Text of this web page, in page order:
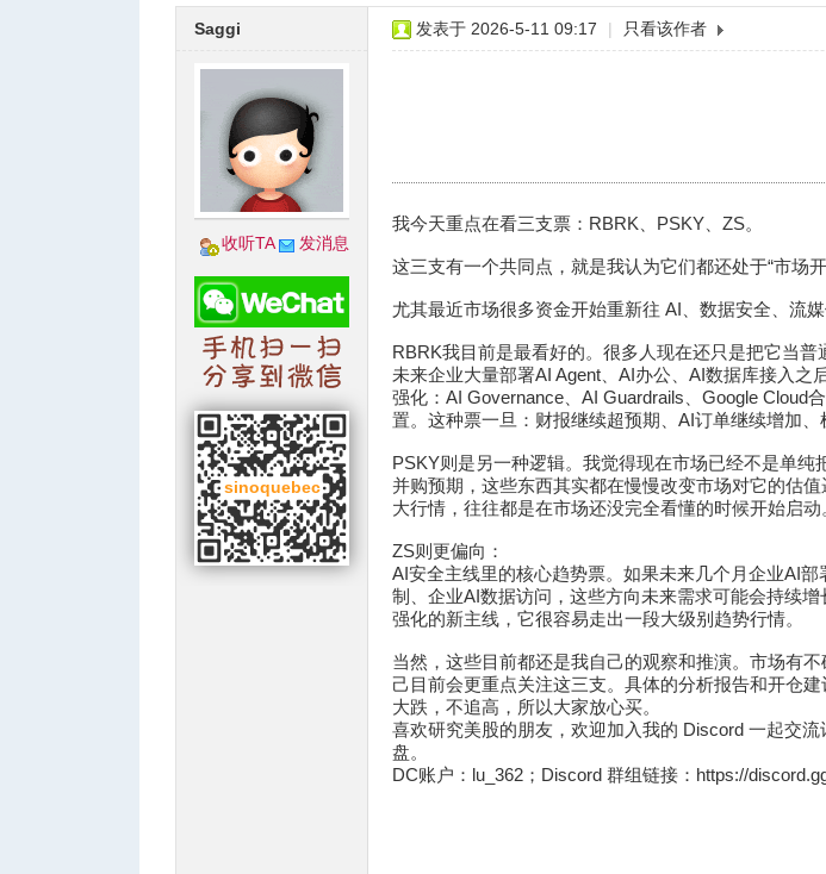
Saggi
收听TA 发消息
发表于 2026-5-11 09:17 | 只看该作者
我今天重点在看三支票：RBRK、PSKY、ZS。
这三支有一个共同点，就是我认为它们都还处于“市场
尤其最近市场很多资金开始重新往 AI、数据安全、流
RBRK我目前是最看好的。很多人现在还只是把它当普
未来企业大量部署AI Agent、AI办公、AI数据库接入
强化：AI Governance、AI Guardrails、Google Cloud
置。这种票一旦：财报继续超预期、AI订单继续增加
PSKY则是另一种逻辑。我觉得现在市场已经不是单
并购预期，这些东西其实都在慢慢改变市场对它的估
大行情，往往都是在市场还没完全看懂的时候开始启动
ZS则更偏向：
AI安全主线里的核心趋势票。如果未来几个月企业AI
制、企业AI数据访问，这些方向未来需求可能会持续
强化的新主线，它很容易走出一段大级别趋势行情。
当然，这些目前都还是我自己的观察和推演。市场有
己目前会更重点关注这三支。具体的分析报告和开仓
大跌，不追高，所以大家放心买。
喜欢研究美股的朋友，欢迎加入我的 Discord 一起交
盘。
DC账户：lu_362；Discord 群组链接：https://